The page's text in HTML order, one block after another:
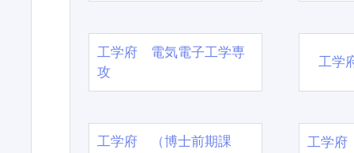
工学府 電気電子工学専
攻
工学
工学府 （博士前期課
工学